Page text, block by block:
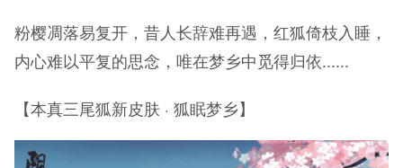
粉樱凋落易复开，昔人长辞难再遇，红狐倚枝入睡，
内心难以平复的思念，唯在梦乡中觅得归依......
【本真三尾狐新皮肤 · 狐眠梦乡】